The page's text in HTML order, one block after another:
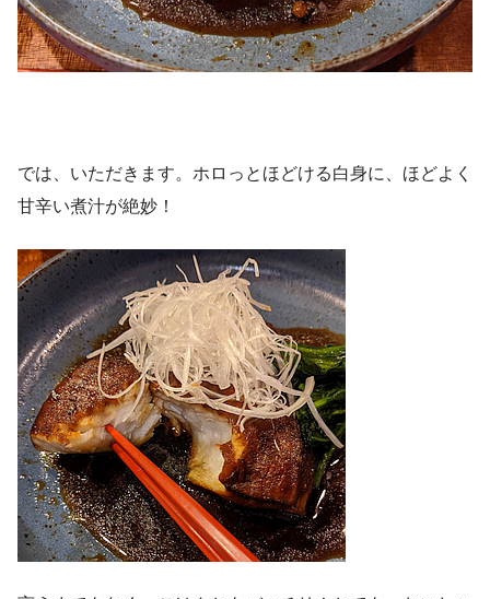
では、いただきます。ホロっとほどける白身に、ほどよく
甘辛い煮汁が絶妙！